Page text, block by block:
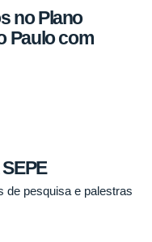
no Plano
Paulo com
de pesquisa e palestras